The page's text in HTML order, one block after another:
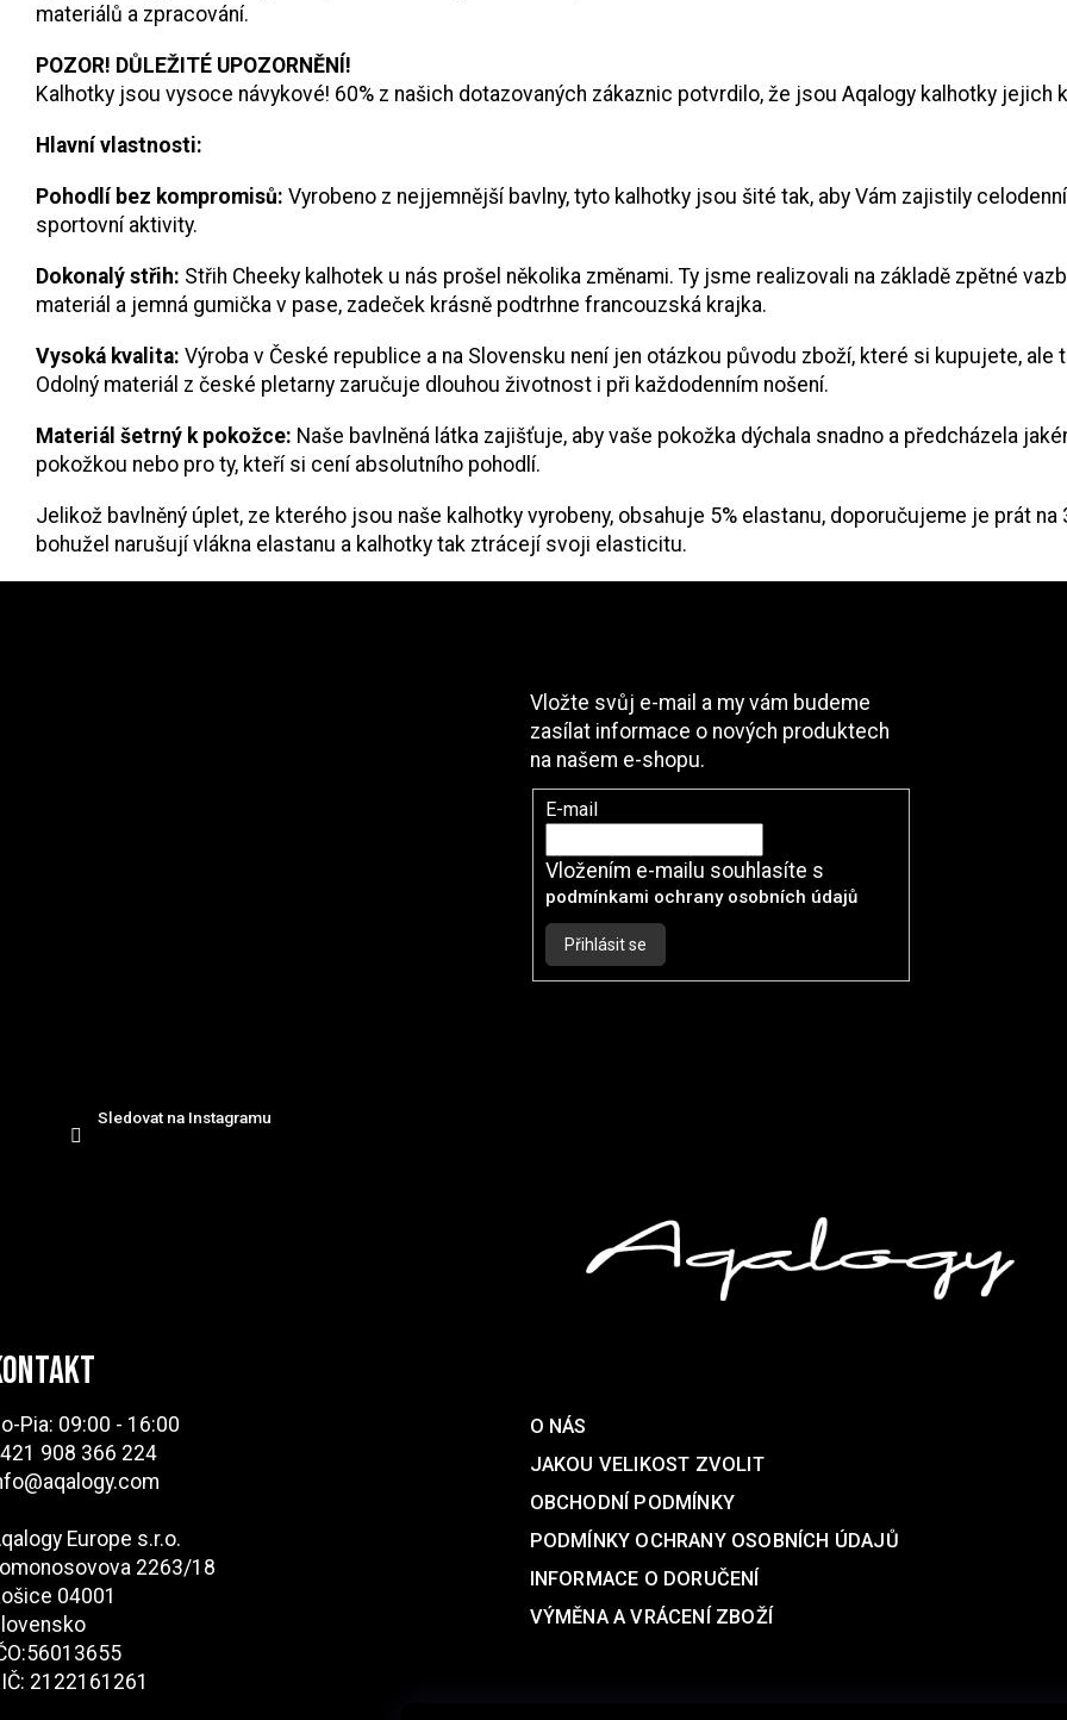
materiálů a zpracování.
POZOR! DŮLEŽITÉ UPOZORNĚNÍ!
Kalhotky jsou vysoce návykové! 60% z našich dotazovaných zákaznic potvrdilo, že jsou Aqalogy kalhotky jejich
Hlavní vlastnosti:
Pohodlí bez kompromisů: Vyrobeno z nejjemnější bavlny, tyto kalhotky jsou šité tak, aby Vám zajistily
sportovní aktivity.
Dokonalý střih: Střih Cheeky kalhotek u nás prošel několika změnami. Ty jsme realizovali na základě zpětné
materiál a jemná gumička v pase, zadeček krásně podtrhne francouzská krajka.
Vysoká kvalita: Výroba v České republice a na Slovensku není jen otázkou původu zboží, které si kupujete,
Odolný materiál z české pletarny zaručuje dlouhou životnost i při každodenním nošení.
Materiál šetrný k pokožce: Naše bavlněná látka zajišťuje, aby vaše pokožka dýchala snadno a předcházela
pokožkou nebo pro ty, kteří si cení absolutního pohodlí.
Jelikož bavlněný úplet, ze kterého jsou naše kalhotky vyrobeny, obsahuje 5% elastanu, doporučujeme je prát
bohužel narušují vlákna elastanu a kalhotky tak ztrácejí svoji elasticitu.
Sledovat na Instagramu
Vložte svůj e-mail a my vám budeme
zasílat informace o nových produktech
na našem e-shopu.
E-mail
Vložením e-mailu souhlasíte s
podmínkami ochrany osobních údajů
Přihlásit se
Pia: 09:00 - 16:00
908 366 224
Europe s.r.o.
2263/18
04001
2122161261
O NÁS
JAKOU VELIKOST ZVOLIT
OBCHODNÍ PODMÍNKY
PODMÍNKY OCHRANY OSOBNÍCH ÚDAJŮ
INFORMACE O DORUČENÍ
VÝMĚNA A VRÁCENÍ ZBOŽÍ